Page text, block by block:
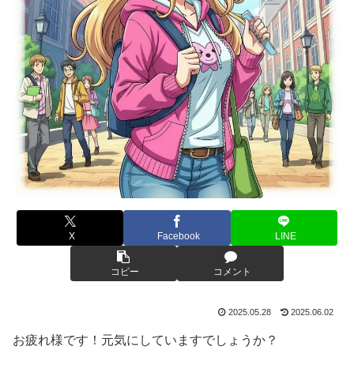
X Facebook LINE
コピー コメント
2025.05.28 2025.06.02
お疲れ様です！元気にしていますでしょうか？